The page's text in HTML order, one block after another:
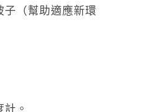
子（幫助適應新環
。